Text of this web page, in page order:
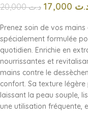
د.ت20,000
Prenez soin de vos
spécialement formulée
quotidien. Enrichie en
nourrissantes et
mains contre le
confort. Sa texture
laissant la peau souple,
une utilisation fréquente,